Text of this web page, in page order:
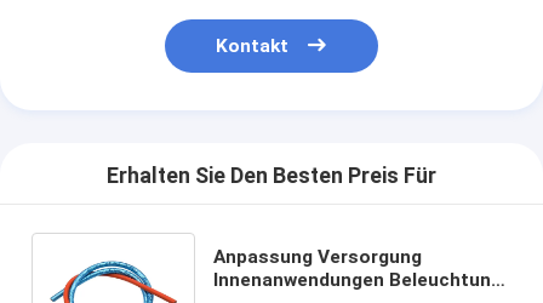
Kontakt
Erhalten Sie Den Besten Preis Für
Anpassung Versorgung
Innenanwendungen Beleuchtung